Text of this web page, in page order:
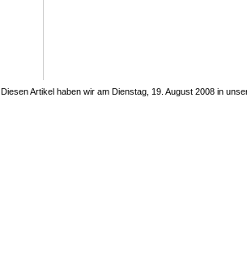
Diesen Artikel haben wir am Dienstag, 19. August 2008 in